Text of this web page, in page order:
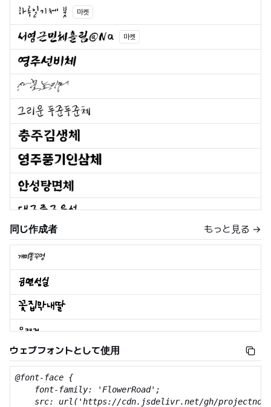
마켓
마켓
同じ作成者 もっと見る →
ウェブフォントとして使用
@font-face {
    font-family: 'FlowerRoad';
src: url('https://cdn.jsdelivr.net/gh/